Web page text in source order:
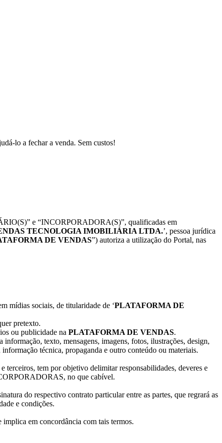
lo a fechar a venda. Sem custos!
e “INCORPORADORA(S)”, qualificadas em
TECNOLOGIA IMOBILIÁRIA LTDA.’, pessoa jurídica
DE VENDAS”) autoriza a utilização do Portal, nas
mídias sociais, de titularidade de ‘PLATAFORMA DE
pretexto.
ou publicidade na PLATAFORMA DE VENDAS.
texto, mensagens, imagens, fotos, ilustrações, design,
técnica, propaganda e outro conteúdo ou materiais.
tem por objetivo delimitar responsabilidades, deveres e
no que cabível.
do respectivo contrato particular entre as partes, que regrará as
e condições.
implica em concordância com tais termos.